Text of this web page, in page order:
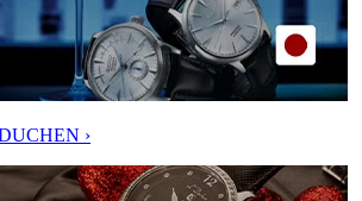
›